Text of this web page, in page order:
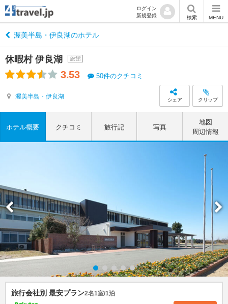
ログイン
新規登録
検索 MENU
渥美半島・伊良湖のホテル
休暇村 伊良湖 旅館
3.53 50件のクチコミ
渥美半島・伊良湖 シェア クリップ
ホテル概要 クチコミ 旅行記 写真
地図
周辺情報
旅行会社別 最安プラン2名1室/1泊